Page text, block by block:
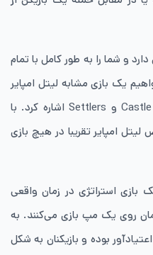
و شما را به طور کامل با تمام
یک بازی مشابه لیتل امپایر
معرفی کنیم، می‌توان به Castle Crashers و Settlers اشاره کرد. با
امپایر تقریبا در هیچ بازی
بازی استراتژی در زمان واقعی
روی یک مپ بازی می‌کنند. به
بوده و بازیکنان به شکل